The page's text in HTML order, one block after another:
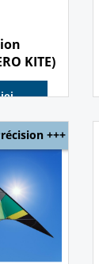
KITE)
+++